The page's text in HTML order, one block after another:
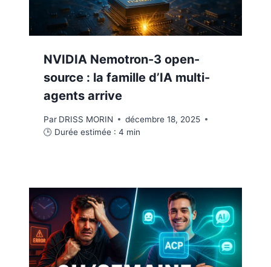
NVIDIA Nemotron-3 open-
source : la famille d’IA multi-
agents arrive
Par DRISS MORIN
décembre 18, 2025
🕒 Durée estimée : 4 min